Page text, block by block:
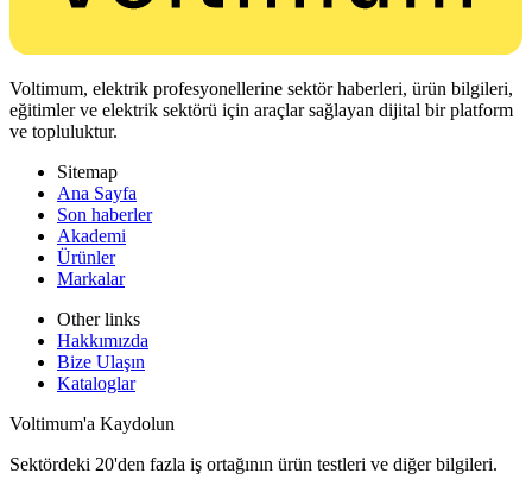
Voltimum, elektrik profesyonellerine sektör haberleri, ürün bilgileri,
eğitimler ve elektrik sektörü için araçlar sağlayan dijital bir platform
ve topluluktur.
Sitemap
Ana Sayfa
Son haberler
Akademi
Ürünler
Markalar
Other links
Hakkımızda
Bize Ulaşın
Kataloglar
Voltimum'a Kaydolun
Sektördeki 20'den fazla iş ortağının ürün testleri ve diğer bilgileri.